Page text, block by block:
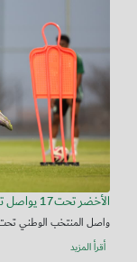
الأخضر تحت17 يواصل تدريباته ضمن معسكر الطائف
واصل المنتخب الوطني تحت 17 عامًا اليوم الثلاثاء تدريباته ضمن معسكره
أقرأ المزيد